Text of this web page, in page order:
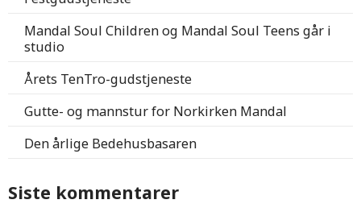
Mandal Soul Children og Mandal Soul Teens går i
studio
Årets TenTro-gudstjeneste
Gutte- og mannstur for Norkirken Mandal
Den årlige Bedehusbasaren
Siste kommentarer